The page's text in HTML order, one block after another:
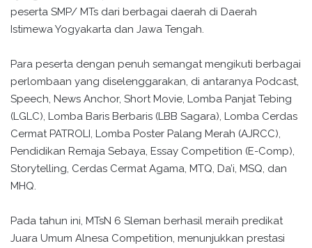
peserta SMP/ MTs dari berbagai daerah di Daerah
Istimewa Yogyakarta dan Jawa Tengah.
Para peserta dengan penuh semangat mengikuti berbagai
perlombaan yang diselenggarakan, di antaranya Podcast,
Speech, News Anchor, Short Movie, Lomba Panjat Tebing
(LGLC), Lomba Baris Berbaris (LBB Sagara), Lomba Cerdas
Cermat PATROLI, Lomba Poster Palang Merah (AJRCC),
Pendidikan Remaja Sebaya, Essay Competition (E-Comp),
Storytelling, Cerdas Cermat Agama, MTQ, Da’i, MSQ, dan
MHQ.
Pada tahun ini, MTsN 6 Sleman berhasil meraih predikat
Juara Umum Alnesa Competition, menunjukkan prestasi